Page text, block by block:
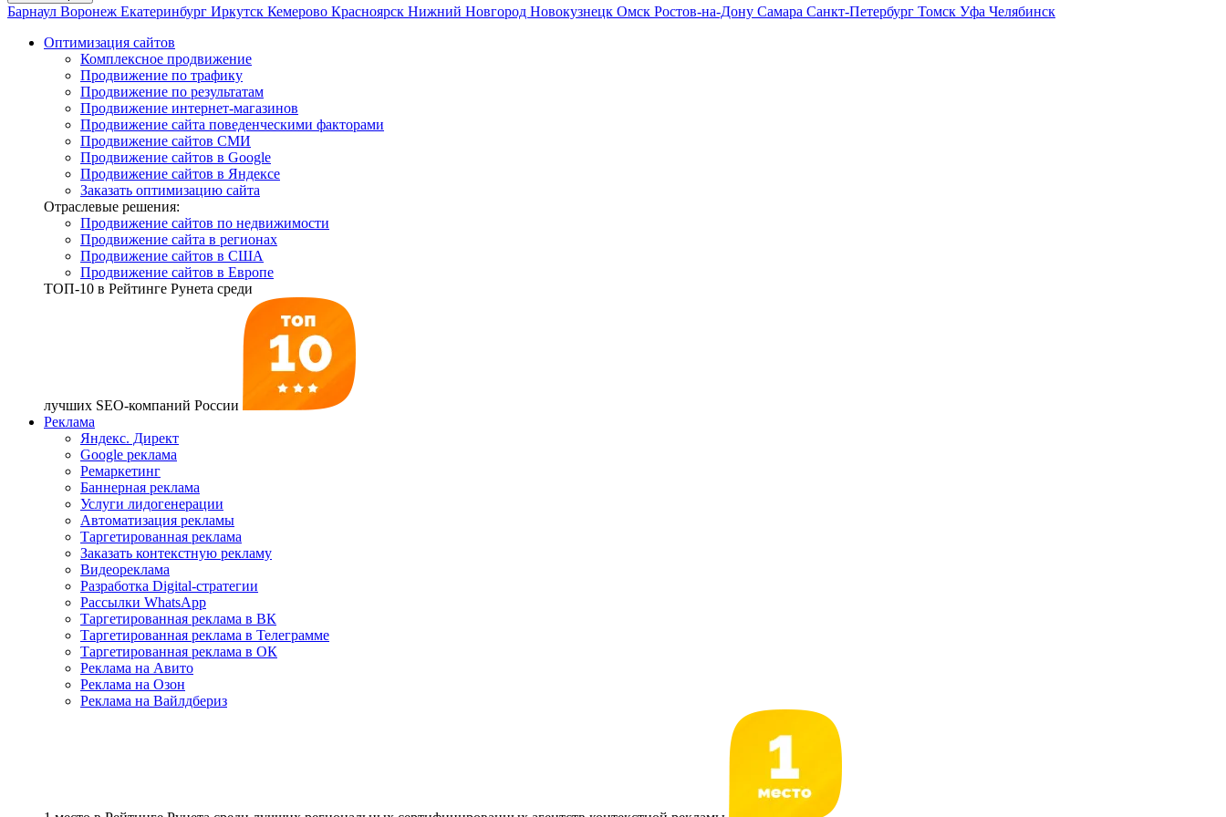
Барнаул Воронеж Екатеринбург Иркутск Кемерово Красноярск Нижний Новгород Новокузнецк Омск Ростов-на-Дону Самара Санкт-Петербург Томск Уфа Челябинск
Оптимизация сайтов
Комплексное продвижение
Продвижение по трафику
Продвижение по результатам
Продвижение интернет-магазинов
Продвижение сайта поведенческими факторами
Продвижение сайтов СМИ
Продвижение сайтов в Google
Продвижение сайтов в Яндексе
Заказать оптимизацию сайта
Отраслевые решения:
Продвижение сайтов по недвижимости
Продвижение сайта в регионах
Продвижение сайтов в США
Продвижение сайтов в Европе
ТОП-10 в Рейтинге Рунета среди
лучших SEO-компаний России
Реклама
Яндекс. Директ
Google реклама
Ремаркетинг
Баннерная реклама
Услуги лидогенерации
Автоматизация рекламы
Таргетированная реклама
Заказать контекстную рекламу
Видеореклама
Разработка Digital-стратегии
Рассылки WhatsApp
Таргетированная реклама в ВК
Таргетированная реклама в Телеграмме
Таргетированная реклама в ОК
Реклама на Авито
Реклама на Озон
Реклама на Вайлдбериз